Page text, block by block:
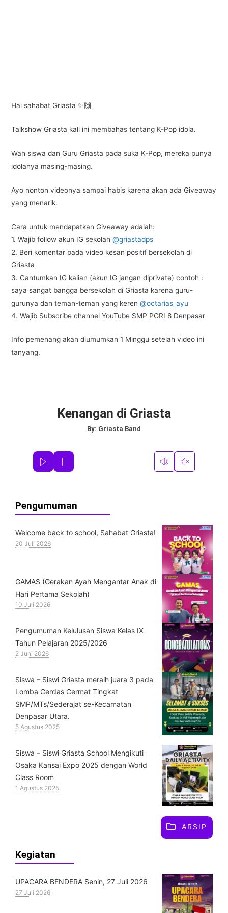
Hai sahabat Griasta ✨🙌
Talkshow Griasta kali ini membahas tentang K-Pop idola.
Wah siswa dan Guru Griasta pada suka K-Pop, mereka punya
idolanya masing-masing.
Ayo nonton videonya sampai habis karena akan ada Giveaway
yang menarik.
Cara untuk mendapatkan Giveaway adalah:
1. Wajib follow akun IG sekolah @griastadps
2. Beri komentar pada video kesan positif bersekolah di
Griasta
3. Cantumkan IG kalian (akun IG jangan diprivate) contoh :
saya sangat bangga bersekolah di Griasta karena guru-
gurunya dan teman-teman yang keren @octarias_ayu
4. Wajib Subscribe channel YouTube SMP PGRI 8 Denpasar
Info pemenang akan diumumkan 1 Minggu setelah video ini
tanyang.
Kenangan di Griasta
By: Griasta Band
Pengumuman
Welcome back to school, Sahabat Griasta!
20 Juli 2026
GAMAS (Gerakan Ayah Mengantar Anak di
Hari Pertama Sekolah)
10 Juli 2026
Pengumuman Kelulusan Siswa Kelas IX
Tahun Pelajaran 2025/2026
2 Juni 2026
Siswa – Siswi Griasta meraih juara 3 pada
Lomba Cerdas Cermat Tingkat
SMP/MTs/Sederajat se-Kecamatan
Denpasar Utara.
5 Agustus 2025
Siswa – Siswi Griasta School Mengikuti
Osaka Kansai Expo 2025 dengan World
Class Room
1 Agustus 2025
ARSIP
Kegiatan
UPACARA BENDERA Senin, 27 Juli 2026
27 Juli 2026